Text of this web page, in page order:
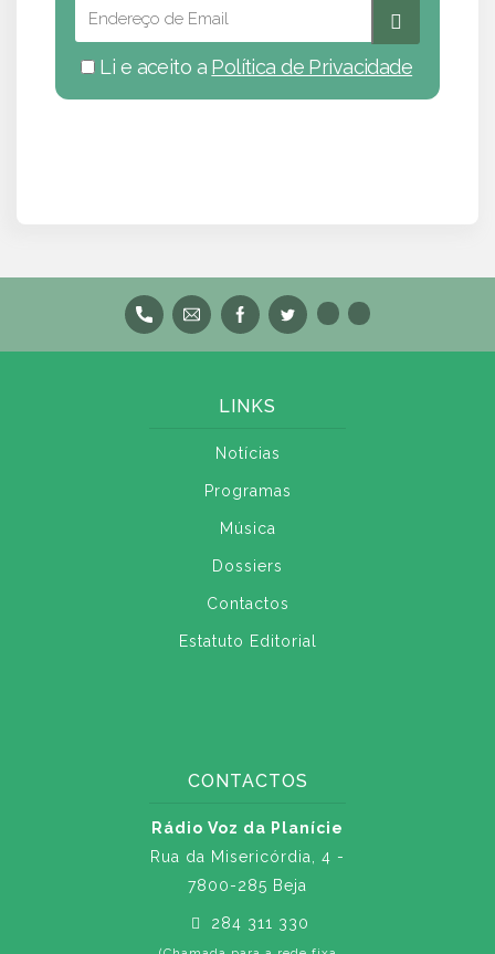
Li e aceito a Política de Privacidade
LINKS
Notícias
Programas
Música
Dossiers
Contactos
Estatuto Editorial
CONTACTOS
Rádio Voz da Planície
Rua da Misericórdia, 4 -
7800-285 Beja
284 311 330